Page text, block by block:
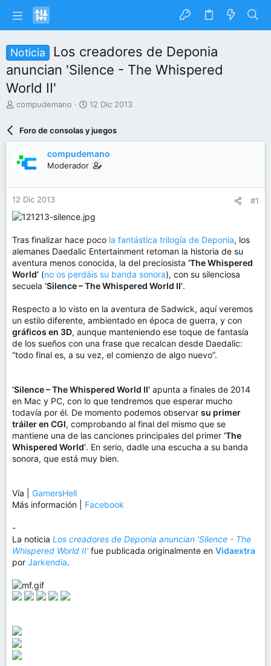
Noticia
Los creadores de Deponia
anuncian 'Silence - The Whispered
World II'
I
a
r
d
e
l
t
e
m
a
compudemano
F
c
h
d
e
n
12 Dic 2013
Foro de consolas y juegos
compudemano
Moderador
12 Dic 2013 #1
Tras finalizar hace poco la fantástica trilogía de Deponia, los
alemanes Daedalic Entertainment retoman la historia de su
aventura menos conocida, la del preciosista ‘The Whispered
World’ (no os perdáis su banda sonora), con su silenciosa
secuela ‘Silence – The Whispered World II’.
Respecto a lo visto en la aventura de Sadwick, aquí veremos
un estilo diferente, ambientado en época de guerra, y con
gráficos en 3D, aunque manteniendo ese toque de fantasía
de los sueños con una frase que recalcan desde Daedalic:
“todo final es, a su vez, el comienzo de algo nuevo”.
‘Silence – The Whispered World II’ apunta a finales de 2014
en Mac y PC, con lo que tendremos que esperar mucho
todavía por él. De momento podemos observar su primer
tráiler en CGI, comprobando al final del mismo que se
mantiene una de las canciones principales del primer ‘The
Whispered World’. En serio, dadle una escucha a su banda
sonora, que está muy bien.
Vía | GamersHell
Más información | Facebook
-
La noticia Los creadores de Deponia anuncian 'Silence - The
Whispered World II' fue publicada originalmente en Vidaextra
por Jarkendia.